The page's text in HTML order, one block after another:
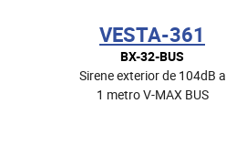
VESTA-361
BX-32-BUS
Sirene exterior de 104dB a
1 metro V-MAX BUS